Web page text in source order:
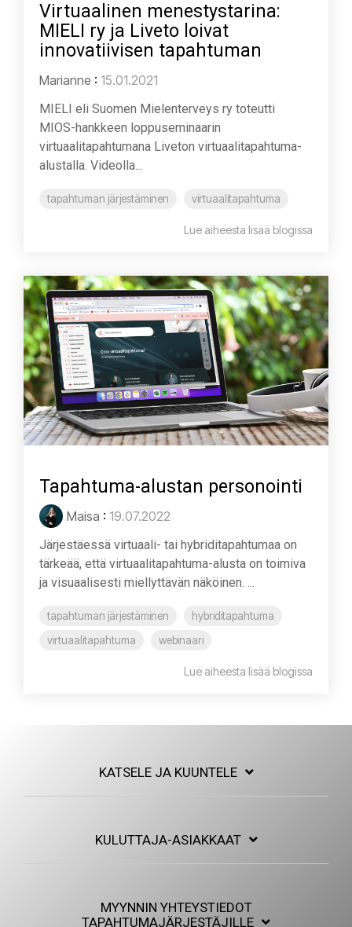
Virtuaalinen menestystarina:
MIELI ry ja Liveto loivat
innovatiivisen tapahtuman
Marianne : 15.01.2021
MIELI eli Suomen Mielenterveys ry toteutti
MIOS-hankkeen loppuseminaarin
virtuaalitapahtumana Liveton virtuaalitapahtuma-
alustalla. Videolla...
tapahtuman järjestäminen virtuaalitapahtuma
Lue aiheesta lisää blogissa
Tapahtuma-alustan personointi
Maisa : 19.07.2022
Järjestäessä virtuaali- tai hybriditapahtumaa on
tärkeää, että virtuaalitapahtuma-alusta on toimiva
ja visuaalisesti miellyttävän näköinen. ...
tapahtuman järjestäminen
hybriditapahtuma
virtuaalitapahtuma
webinaari
Lue aiheesta lisää blogissa
KATSELE JA KUUNTELE
KULUTTAJA-ASIAKKAAT
MYYNNIN YHTEYSTIEDOT
TAPAHTUMAJÄRJESTÄJILLE